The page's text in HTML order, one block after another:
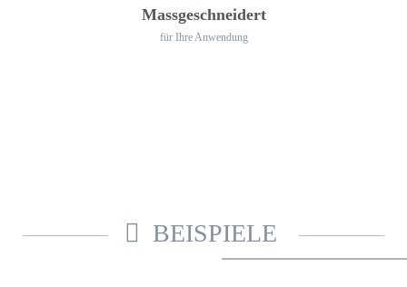
Mass­geschneidert
für Ihre Anwendung
BEISPIELE